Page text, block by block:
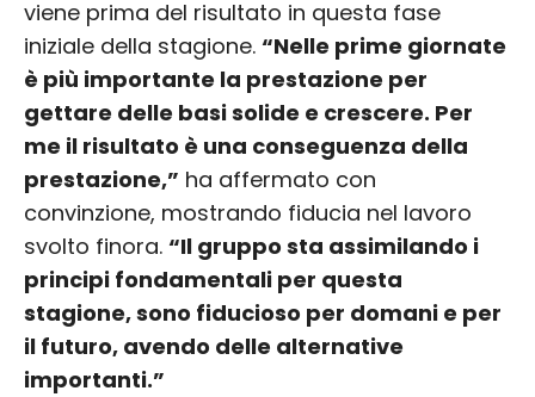
viene prima del risultato in questa fase
iniziale della stagione. “Nelle prime giornate
è più importante la prestazione per
gettare delle basi solide e crescere. Per
me il risultato è una conseguenza della
prestazione,” ha affermato con
convinzione, mostrando fiducia nel lavoro
svolto finora. “Il gruppo sta assimilando i
principi fondamentali per questa
stagione, sono fiducioso per domani e per
il futuro, avendo delle alternative
importanti.”